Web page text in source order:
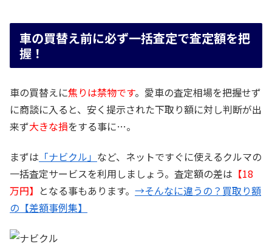
車の買替え前に必ず一括査定で査定額を把
握！
車の買替えに焦りは禁物です。愛車の査定相場を把握せず
に商談に入ると、安く提示された下取り額に対し判断が出
来ず大きな損をする事に…。
まずは 「ナビクル」 など、ネットですぐに使えるクルマの
一括査定サービスを利用しましょう。査定額の差は 【18
万円】 となる事もあります。 →そんなに違うの？買取り額
の【差額事例集】